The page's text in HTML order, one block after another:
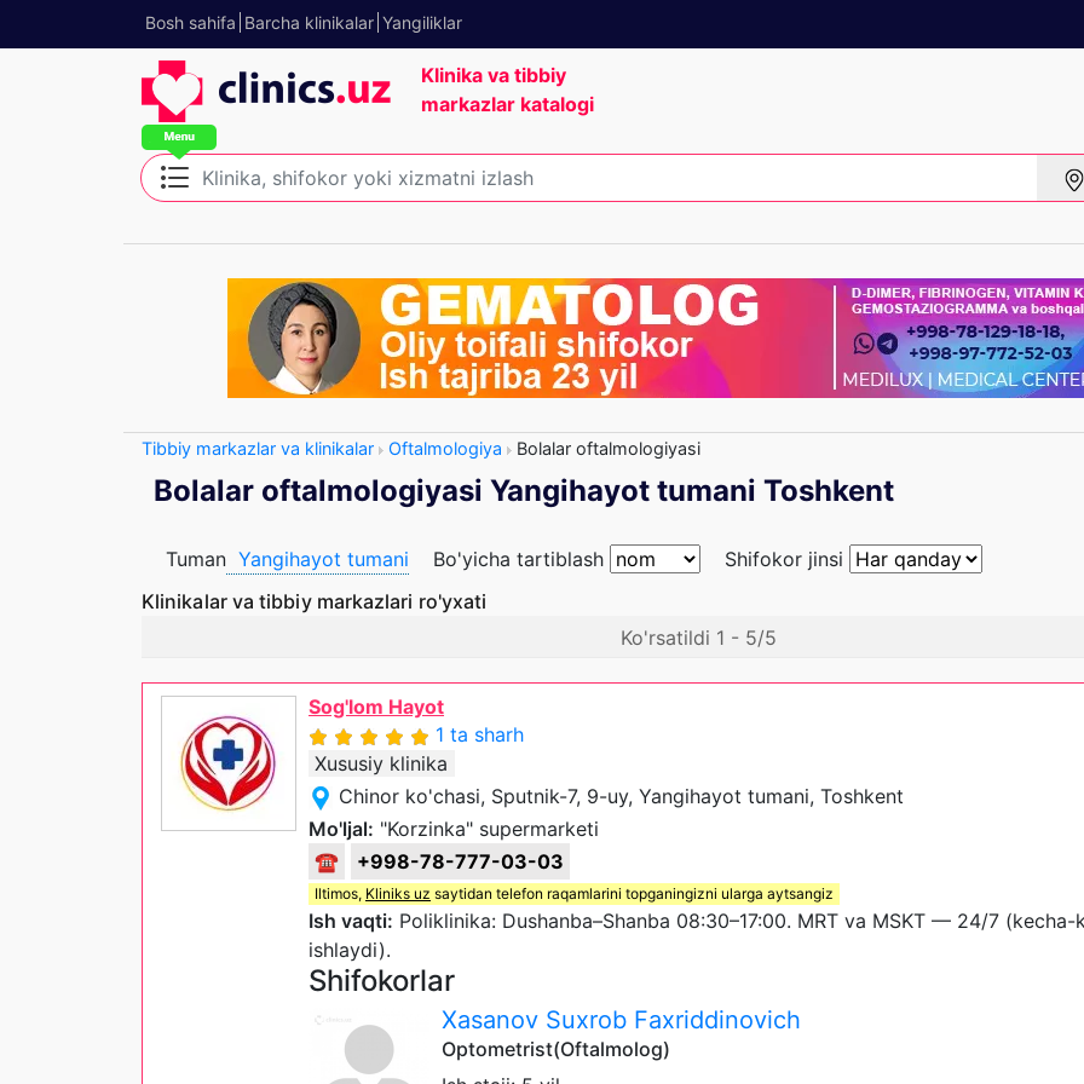
Bosh sahifa Barcha klinikalar Yangiliklar
Klinika va tibbiy
markazlar katalogi
Tibbiy markazlar va klinikalar Oftalmologiya Bolalar oftalmologiyasi
Bolalar oftalmologiyasi Yangihayot tumani Toshkent
Tuman Yangihayot tumani Bo'yicha tartiblash
Shifokor jinsi
Klinikalar va tibbiy markazlari ro'yxati
Ko'rsatildi 1 - 5/5
Sog'lom Hayot
1 ta sharh
Xususiy klinika
Chinor ko'chasi, Sputnik-7, 9-uy, Yangihayot tumani, Toshkent
Mo'ljal: "Korzinka" supermarketi
☎
+998-78-777-03-03
Iltimos, Kliniks uz saytidan telefon raqamlarini topganingizni ularga aytsangiz
Ish vaqti: Poliklinika: Dushanba–Shanba 08:30–17:00. MRT va MSKT — 24/7 (kecha-
ishlaydi).
Shifokorlar
Xasanov Suxrob Faxriddinovich
Optometrist(Oftalmolog)